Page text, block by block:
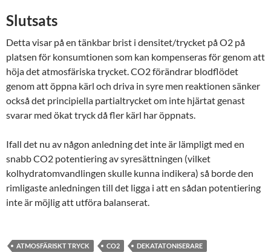
Slutsats
Detta visar på en tänkbar brist i densitet/trycket på O2 på
platsen för konsumtionen som kan kompenseras för genom att
höja det atmosfäriska trycket. CO2 förändrar blodflödet
genom att öppna kärl och driva in syre men reaktionen sänker
också det principiella partialtrycket om inte hjärtat genast
svarar med ökat tryck då fler kärl har öppnats.
Ifall det nu av någon anledning det inte är lämpligt med en
snabb CO2 potentiering av syresättningen (vilket
kolhydratomvandlingen skulle kunna indikera) så borde den
rimligaste anledningen till det ligga i att en sådan potentiering
inte är möjlig att utföra balanserat.
ATMOSFÄRISKT TRYCK CO2
DEKATATONISERARE